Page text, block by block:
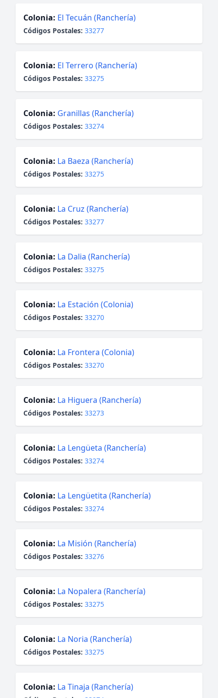
Colonia: El Tecuán (Ranchería)
Códigos Postales: 33277
Colonia: El Terrero (Ranchería)
Códigos Postales: 33275
Colonia: Granillas (Ranchería)
Códigos Postales: 33274
Colonia: La Baeza (Ranchería)
Códigos Postales: 33275
Colonia: La Cruz (Ranchería)
Códigos Postales: 33277
Colonia: La Dalia (Ranchería)
Códigos Postales: 33275
Colonia: La Estación (Colonia)
Códigos Postales: 33270
Colonia: La Frontera (Colonia)
Códigos Postales: 33270
Colonia: La Higuera (Ranchería)
Códigos Postales: 33273
Colonia: La Lengüeta (Ranchería)
Códigos Postales: 33274
Colonia: La Lengüetita (Ranchería)
Códigos Postales: 33274
Colonia: La Misión (Ranchería)
Códigos Postales: 33276
Colonia: La Nopalera (Ranchería)
Códigos Postales: 33275
Colonia: La Noria (Ranchería)
Códigos Postales: 33275
Colonia: La Tinaja (Ranchería)